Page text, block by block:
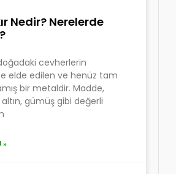
Nedir? Nerelerde
cevherlerin
elde edilen ve henüz tam
bir metaldir. Madde,
gümüş gibi değerli
»